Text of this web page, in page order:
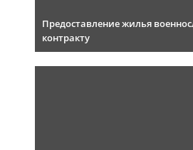
Предоставление жилья
контракту